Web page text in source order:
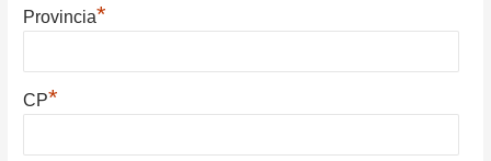
Provincia*
CP*